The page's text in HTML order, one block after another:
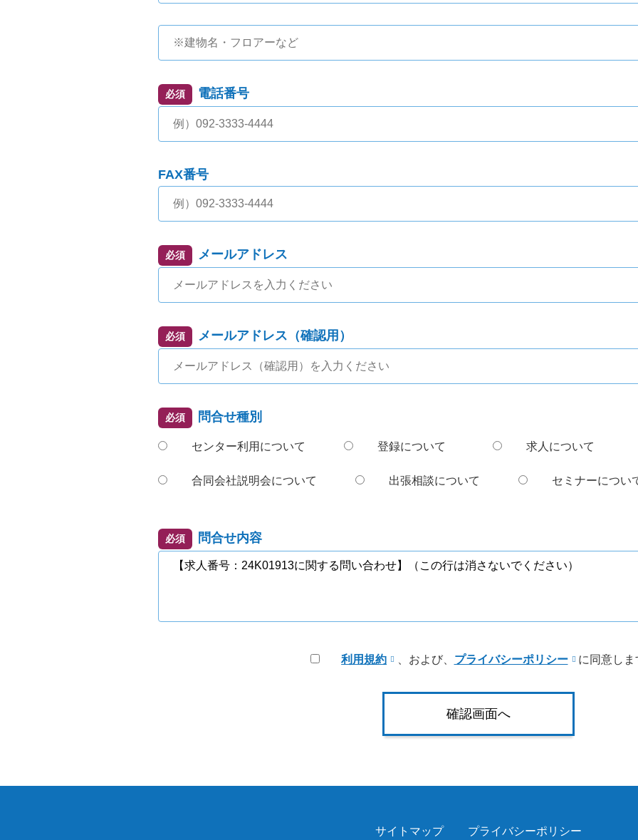
必須 電話番号
FAX番号
必須 メールアドレス
必須 メールアドレス（確認用）
必須 問合せ種別
センター利用について 登録について 求人について
合同会社説明会について 出張相談について セミナーについ
必須 問合せ内容
利用規約 、および、 プライバシーポリシー に同意しま
サイトマップ プライバシーポリシー